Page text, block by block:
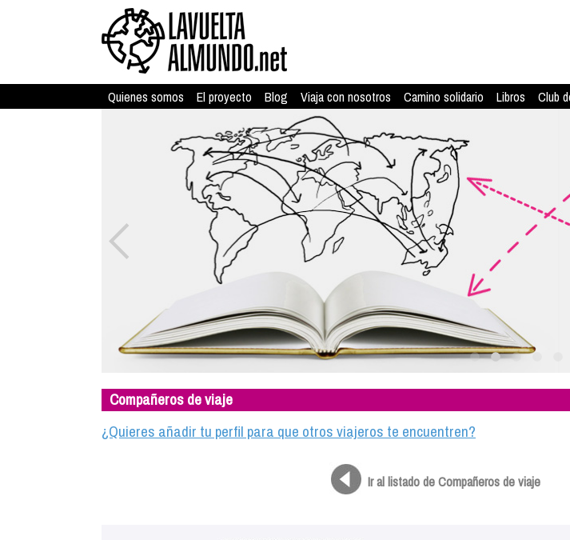
Quienes somos El proyecto Blog Viaja con nosotros Camino solidario Libros Club
Compañeros de viaje
¿Quieres añadir tu perfil para que otros viajeros te encuentren?
Ir al listado de Compañeros de viaje